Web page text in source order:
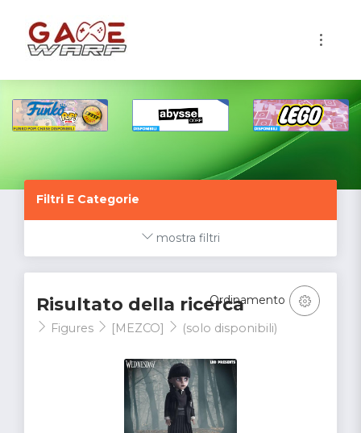
Filtri E Categorie
mostra filtri
Risultato della ricerca
Figures [MEZCO] (solo disponibili)
Ordinamento